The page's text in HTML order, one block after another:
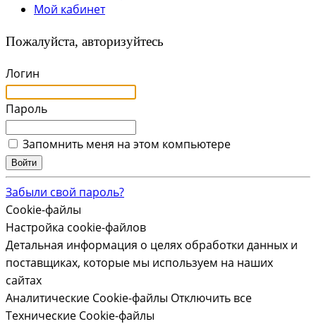
Мой кабинет
Пожалуйста, авторизуйтесь
Логин
Пароль
Запомнить меня на этом компьютере
Забыли свой пароль?
Cookie-файлы
Настройка cookie-файлов
Детальная информация о целях обработки данных и
поставщиках, которые мы используем на наших
сайтах
Аналитические Cookie-файлы Отключить все
Технические Cookie-файлы